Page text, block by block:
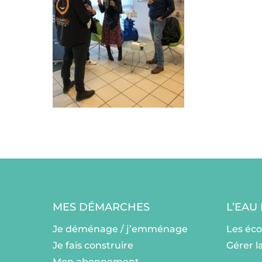
MES DÉMARCHES
Je déménage / j’emménage
Je fais construire
Les
Gérer